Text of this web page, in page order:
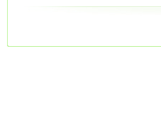
能用处理XML文档的工具处理